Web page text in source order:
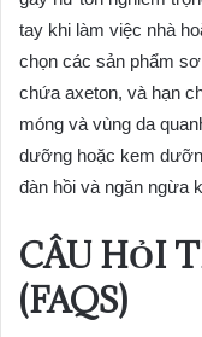
tay khi làm việc nhà
chọn các sản phẩm
chứa axeton, và hạn
móng và vùng da
dưỡng hoặc kem
đàn hồi và ngăn ngừa
CÂU HỎI
(FAQS)